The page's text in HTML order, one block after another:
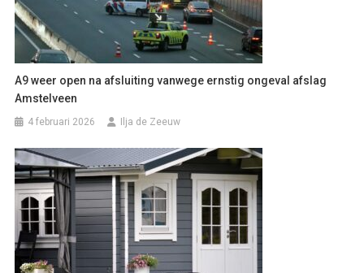
A9 weer open na afsluiting vanwege ernstig ongeval afslag
Amstelveen
4 februari 2026 Ilja de Zeeuw